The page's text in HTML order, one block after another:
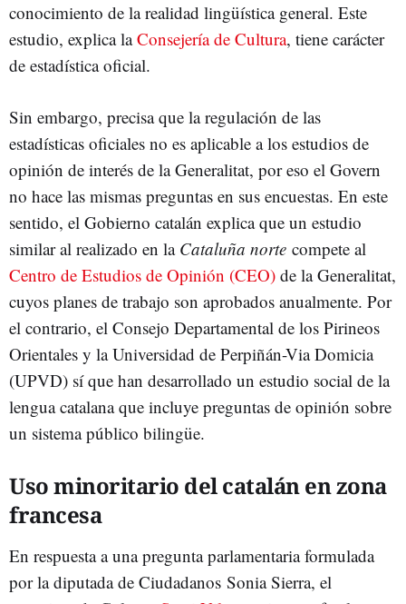
conocimiento de la realidad lingüística general. Este
estudio, explica laConsejería de Cultura, tiene carácter
de estadística oficial.
Sin embargo, precisa que la regulación de las
estadísticas oficiales no es aplicable a los estudios de
opinión de interés de la Generalitat, por eso el Govern
no hace las mismas preguntas en sus encuestas. En este
sentido, el Gobierno catalán explica que un estudio
similar al realizado en la Cataluña norte compete al
Centro de Estudios de Opinión (CEO) de la Generalitat,
cuyos planes de trabajo son aprobados anualmente. Por
el contrario, el Consejo Departamental de los Pirineos
Orientales y la Universidad de Perpiñán-Via Domicia
(UPVD) sí que han desarrollado un estudio social de la
lengua catalana que incluye preguntas de opinión sobre
un sistema público bilingüe.
Uso minoritario del catalán en zona
francesa
En respuesta a una pregunta parlamentaria formulada
por la diputada de Ciudadanos Sonia Sierra, el